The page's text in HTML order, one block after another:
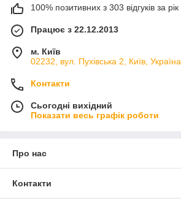
100% позитивних з 303 відгуків за рік
Працює з 22.12.2013
м. Київ
02232, вул. Пухівська 2, Київ, Україна
Контакти
Сьогодні вихідний
Показати весь графік роботи
Про нас
Контакти